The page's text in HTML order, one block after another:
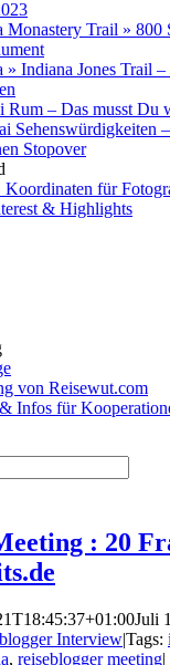
Monastery Trail »
» Indiana Jones Trail
Rum – Das musst Du
Sehenswürdigkeiten
Stopover
Koordinaten für
& Highlights
von Reisewut.com
Infos für
: 20
Juli
Interview|Tags:
, reiseblogger meeting|